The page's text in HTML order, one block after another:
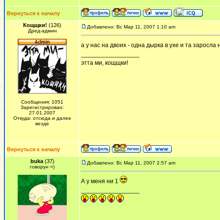
Вернуться к началу
Кощщки! (126)
Дред-админ
Сообщения: 1051
Зарегистрирован:
27.01.2007
Откуда: отсюда и далее
везде
Добавлено: Вс Мар 11, 2007 1:10 am
а у нас на двоих - одна дырка в ухе и та заросла
этта ми, кощщки!
Вернуться к началу
buka(37)
говорун =)
Добавлено: Вс Мар 11, 2007 2:57 am
А у меня ни 1